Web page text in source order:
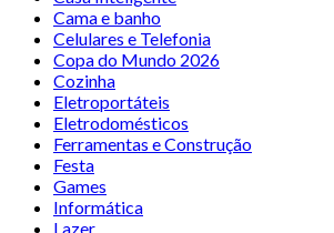
Cama e banho
Celulares e Telefonia
Copa do Mundo 2026
Cozinha
Eletroportáteis
Eletrodomésticos
Ferramentas e Construção
Festa
Games
Informática
Lazer